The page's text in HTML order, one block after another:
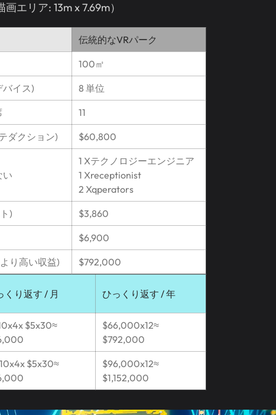
エリア: 13m x 7.69m）
伝統的なVRパーク
100㎡
バイス) 8 単位
11
ダクション) $60,800
い
1 Xテクノロジーエンジニア
1 Xreceptionist
2 Xqperators
) $3,860
$6,900
り高い収益) $792,000
くり返す / 月 ひっくり返す / 年
$5x30≈
$66,000x12≈
$792,000
$5x30≈
$96,000x12≈
$1,152,000